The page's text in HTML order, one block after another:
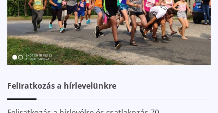
Feliratkozás a hírlevelünkre